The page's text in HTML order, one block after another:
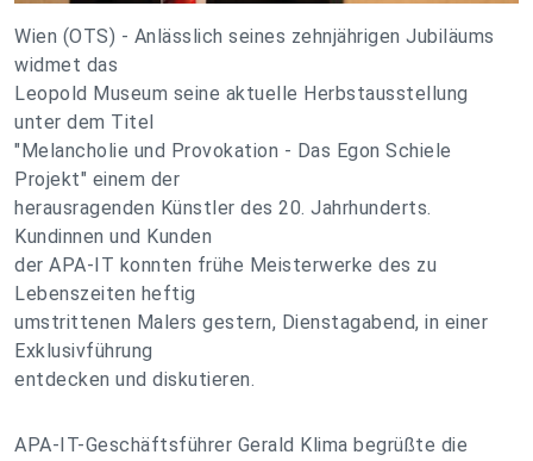
Wien (OTS) - Anlässlich seines zehnjährigen Jubiläums
widmet das
Leopold Museum seine aktuelle Herbstausstellung
unter dem Titel
"Melancholie und Provokation - Das Egon Schiele
Projekt" einem der
herausragenden Künstler des 20. Jahrhunderts.
Kundinnen und Kunden
der APA-IT konnten frühe Meisterwerke des zu
Lebenszeiten heftig
umstrittenen Malers gestern, Dienstagabend, in einer
Exklusivführung
entdecken und diskutieren.
APA-IT-Geschäftsführer Gerald Klima begrüßte die